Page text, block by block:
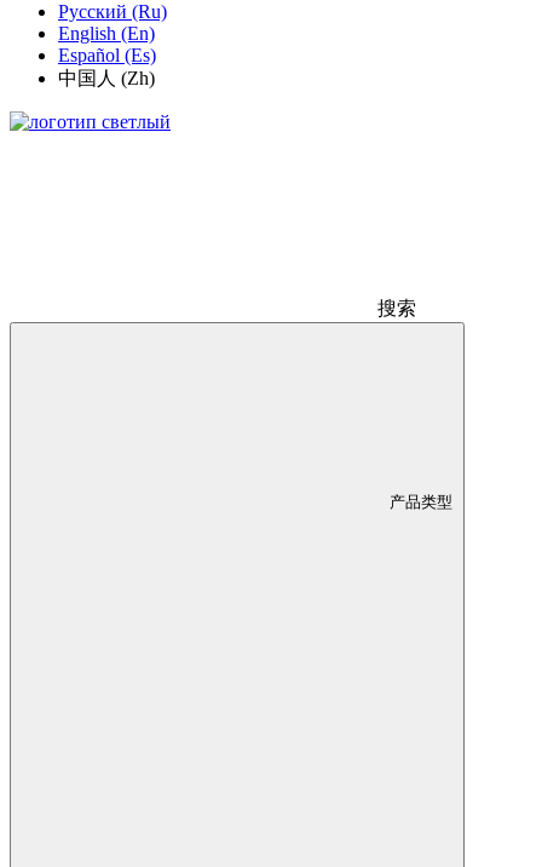
Русский (Ru)
English (En)
Español (Es)
中国人 (Zh)
搜索
产品类型